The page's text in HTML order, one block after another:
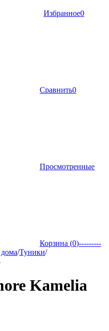
Избранное0
Сравнить0
Просмотренные
Корзина (0)---------
/Туники/
Kamelia